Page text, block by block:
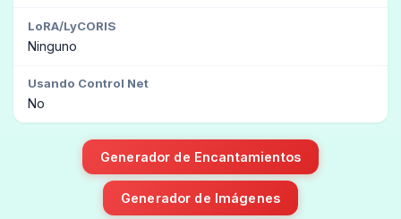
LoRA/LyCORIS
Ninguno
Usando Control Net
No
Generador de Encantamientos
Generador de Imágenes